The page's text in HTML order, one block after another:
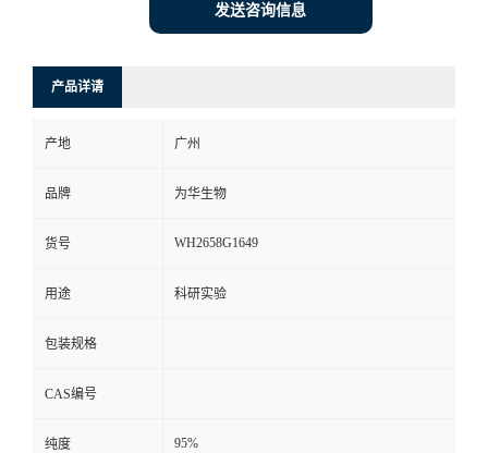
发送咨询信息
产品详请
产地 广州
品牌 为华生物
货号 WH2658G1649
用途 科研实验
包装规格
CAS编号
纯度 95%